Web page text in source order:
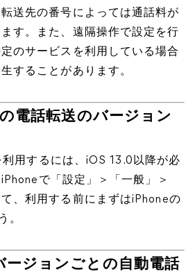
送先の番号によっては通話料が
す。また、遠隔操作で設定を行
のサービスを利用している場合
することがあります。
電話転送のバージョン
用するには、iOS 13.0以降が必
で「設定」＞「一般」＞
て、利用する前にまずはiPhoneの
。
ージョンごとの自動電話